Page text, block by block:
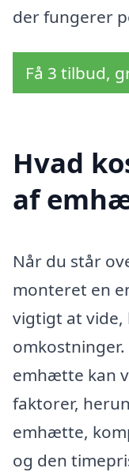
der fungerer
Få 3 tilbud,
Hvad
af
Når du står
monteret en
vigtigt at vide,
emhætte kan
faktorer,
emhætte,
og den